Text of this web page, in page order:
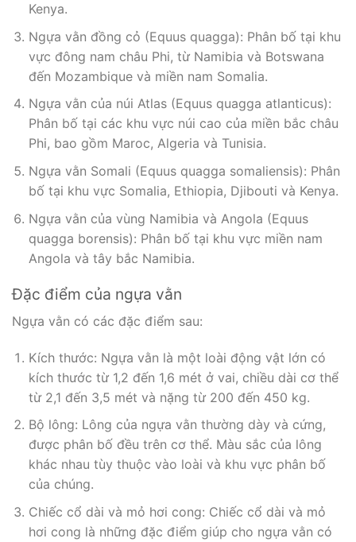
Kenya.
Ngựa vằn đồng cỏ (Equus quagga): Phân bố tại khu
vực đông nam châu Phi, từ Namibia và Botswana
đến Mozambique và miền nam Somalia.
Ngựa vằn của núi Atlas (Equus quagga atlanticus):
Phân bố tại các khu vực núi cao của miền bắc châu
Phi, bao gồm Maroc, Algeria và Tunisia.
Ngựa vằn Somali (Equus quagga somaliensis): Phân
bố tại khu vực Somalia, Ethiopia, Djibouti và Kenya.
Ngựa vằn của vùng Namibia và Angola (Equus
quagga borensis): Phân bố tại khu vực miền nam
Angola và tây bắc Namibia.
Đặc điểm của ngựa vằn
Ngựa vằn có các đặc điểm sau:
Kích thước: Ngựa vằn là một loài động vật lớn có
kích thước từ 1,2 đến 1,6 mét ở vai, chiều dài cơ thể
từ 2,1 đến 3,5 mét và nặng từ 200 đến 450 kg.
Bộ lông: Lông của ngựa vằn thường dày và cứng,
được phân bố đều trên cơ thể. Màu sắc của lông
khác nhau tùy thuộc vào loài và khu vực phân bố
của chúng.
Chiếc cổ dài và mỏ hơi cong: Chiếc cổ dài và mỏ
hơi cong là những đặc điểm giúp cho ngựa vằn có